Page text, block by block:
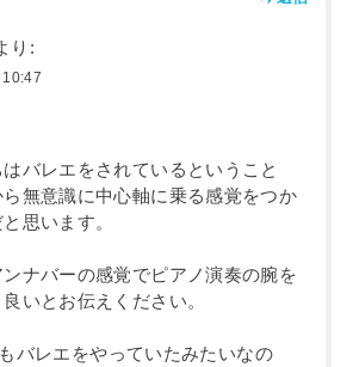
り:
バレエをされているということ
無意識に中心軸に乗る感覚をつか
思います。
ナバーの感覚でピアノ演奏の腕を
いとお伝えください。
バレエをやっていたみたいなの